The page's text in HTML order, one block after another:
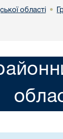
області •